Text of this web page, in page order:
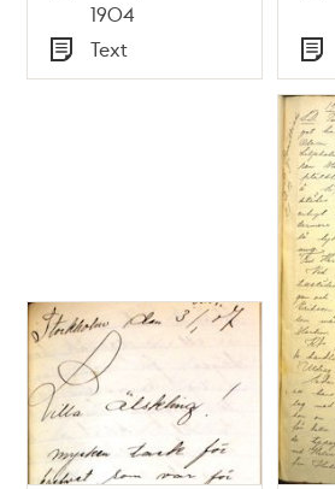
1904
Typ
Text
Typ